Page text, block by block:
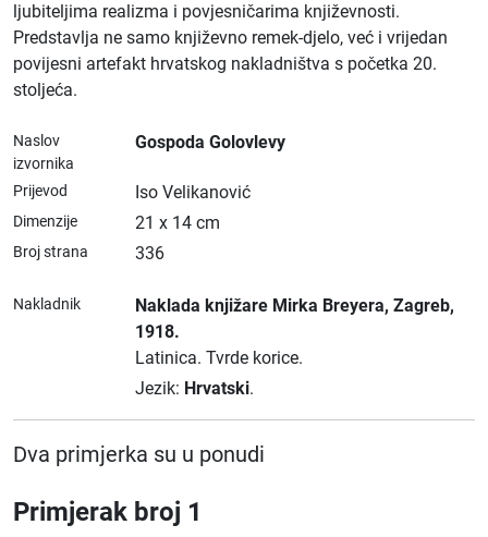
ljubiteljima realizma i povjesničarima književnosti.
Predstavlja ne samo književno remek-djelo, već i vrijedan
povijesni artefakt hrvatskog nakladništva s početka 20.
stoljeća.
Naslov
izvornika
Gospoda Golovlevy
Prijevod Iso Velikanović
Dimenzije 21 x 14 cm
Broj strana 336
Nakladnik Naklada knjižare Mirka Breyera, Zagreb,
1918.
Latinica. Tvrde korice.
Jezik: Hrvatski.
Dva primjerka su u ponudi
Primjerak broj 1